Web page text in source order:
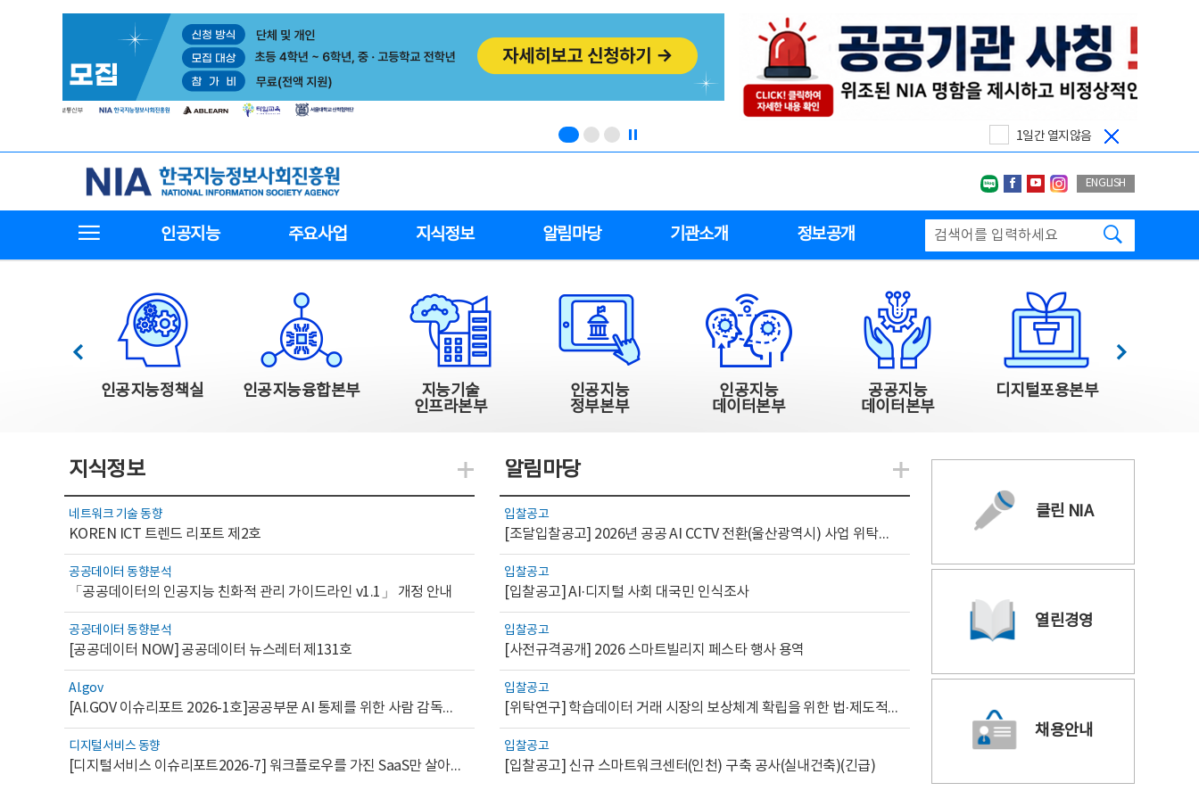
1일간 열지않음
한국지능정보사회진흥원
네이버블로그
페이스북
유투브인스타그랩
ENGLISH
인공지능 주요사업 지식정보 알림마당 기관소개 정보공개
한국지능정보사회진흥원 주요사업
인공지능정책실 인공지능융합본부
지능기술
인프라본부
인공지능
정부본부
인공지능
데이터본부
공공지능
데이터본부
디지털포용본부
이전 다음
지식정보
네트워크 기술 동향
KOREN ICT 트렌드 리포트 제2호
공공데이터 동향분석
「공공데이터의 인공지능 친화적 관리 가이드라인 v1.1」 개정 안내
공공데이터 동향분석
[공공데이터 NOW] 공공데이터 뉴스레터 제131호
AI.gov
[AI.GOV 이슈리포트 2026-1호]공공부문 AI 통제를 위한 사람 감독의 해외 사례 분석 및 시사점
디지털서비스 동향
[디지털서비스 이슈리포트2026-7] 워크플로우를 가진 SaaS만 살아남는다
지식관련 더보기
알림마당
입찰공고
[조달입찰공고] 2026년 공공 AI CCTV 전환(울산광역시) 사업 위탁감리
입찰공고
[입찰공고] AI·디지털 사회 대국민 인식조사
입찰공고
[사전규격공개] 2026 스마트빌리지 페스타 행사 용역
입찰공고
[위탁연구] 학습데이터 거래 시장의 보상체계 확립을 위한 법·제도적 검토 방안 연구
입찰공고
[입찰공고] 신규 스마트워크센터(인천) 구축 공사(실내건축)(긴급)
알림관련 더보기
클린 NIA
열린경영
채용안내